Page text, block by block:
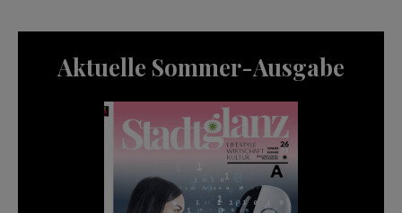
Aktuelle Sommer-Ausgabe